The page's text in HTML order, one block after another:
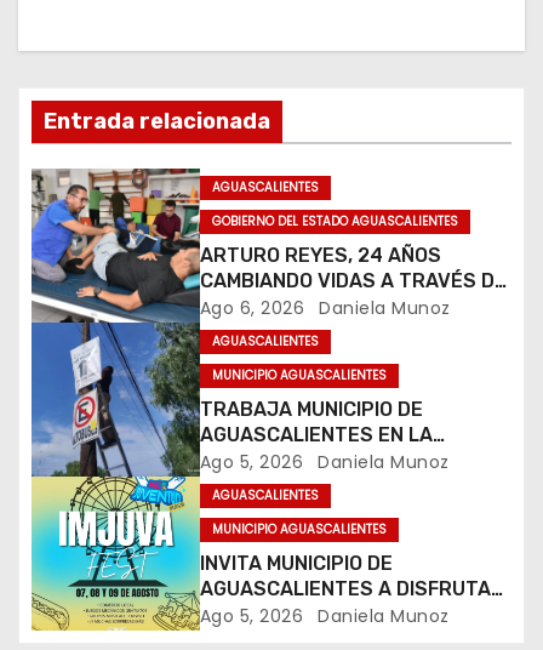
c
ó
n
d
e
n
t
r
a
d
Entrada relacionada
AGUASCALIENTES
GOBIERNO DEL ESTADO AGUASCALIENTES
ARTURO REYES, 24 AÑOS
CAMBIANDO VIDAS A TRAVÉS DE
LA TERAPIA FÍSICA
Ago 6, 2026 Daniela Munoz
AGUASCALIENTES
MUNICIPIO AGUASCALIENTES
TRABAJA MUNICIPIO DE
AGUASCALIENTES EN LA
LIMPIEZA DE LA IMAGEN URBANA
Ago 5, 2026 Daniela Munoz
AGUASCALIENTES
MUNICIPIO AGUASCALIENTES
INVITA MUNICIPIO DE
AGUASCALIENTES A DISFRUTAR
DEL IMJUVA FEST 2026
Ago 5, 2026 Daniela Munoz